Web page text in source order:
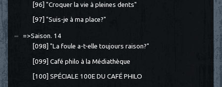
[96] "Croquer la vie à pleines dents"
[97] "Suis-je à ma place?"
=>Saison. 14
[098] "La foule a-t-elle toujours raison?"
[099] Café philo à la Médiathèque
[100] SPÉCIALE 100E DU CAFÉ PHILO